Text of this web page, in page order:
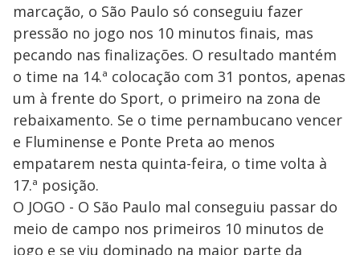
marcação, o São Paulo só conseguiu fazer
pressão no jogo nos 10 minutos finais, mas
pecando nas finalizações. O resultado mantém
o time na 14.ª colocação com 31 pontos, apenas
um à frente do Sport, o primeiro na zona de
rebaixamento. Se o time pernambucano vencer
e Fluminense e Ponte Preta ao menos
empatarem nesta quinta-feira, o time volta à
17.ª posição.
O JOGO - O São Paulo mal conseguiu passar do
meio de campo nos primeiros 10 minutos de
jogo e se viu dominado na maior parte da